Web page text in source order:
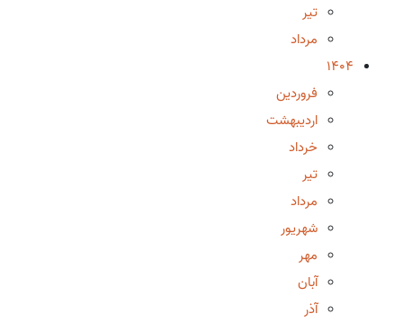
تیر
مرداد
1404
فروردین
اردیبهشت
خرداد
تیر
مرداد
شهریور
مهر
آبان
آذر